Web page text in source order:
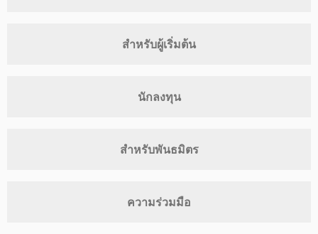
สำหรับผู้เริ่มต้น
นักลงทุน
สำหรับพันธมิตร
ความร่วมมือ